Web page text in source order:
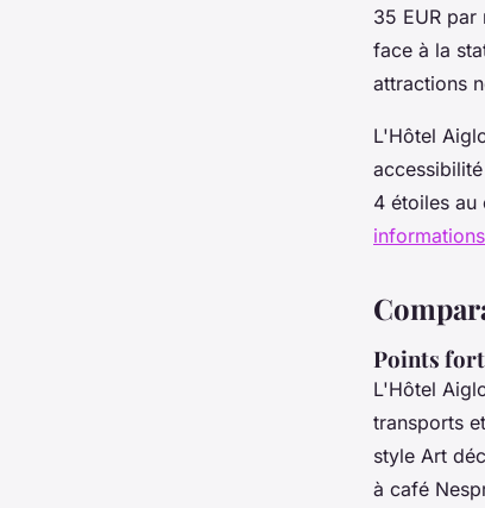
35 EUR
face à la
attractions
L'Hôtel
4 étoiles
Points
L'Hôtel
transports
style Art
à café